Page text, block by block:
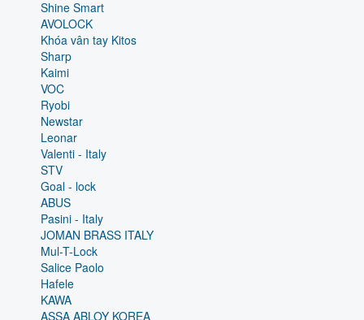
Shine Smart
AVOLOCK
Khóa vân tay Kitos
Sharp
Kaimi
VOC
Ryobi
Newstar
Leonar
Valenti - Italy
STV
Goal - lock
ABUS
Pasini - Italy
JOMAN BRASS ITALY
Mul-T-Lock
Salice Paolo
Hafele
KAWA
ASSA ABLOY KOREA